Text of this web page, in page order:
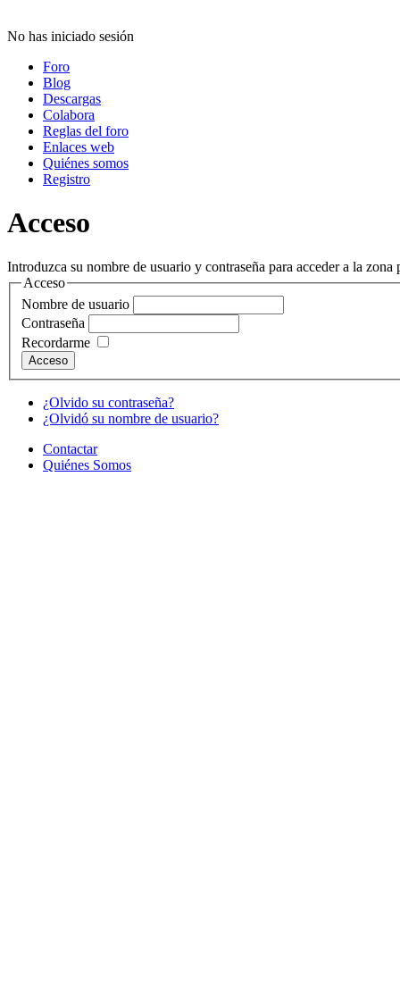
No has iniciado sesión
Foro
Blog
Descargas
Colabora
Reglas del foro
Enlaces web
Quiénes somos
Registro
Acceso
Introduzca su nombre de usuario y contraseña para acceder a la zona
Acceso
Nombre de usuario
Contraseña
Recordarme
¿Olvido su contraseña?
¿Olvidó su nombre de usuario?
Contactar
Quiénes Somos